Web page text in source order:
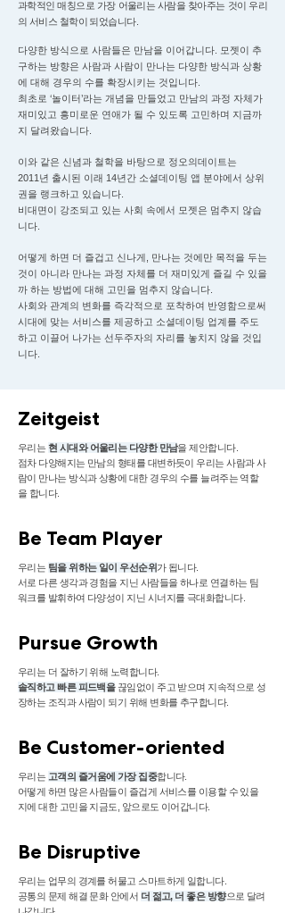
과학적인 매칭으로 가장 어울리는 사람을 찾아주는 것이 우리
의 서비스 철학이 되었습니다.
다양한 방식으로 사람들은 만남을 이어갑니다. 모젯이 추
구하는 방향은 사람과 사람이 만나는 다양한 방식과 상황
에 대해 경우의 수를 확장시키는 것입니다.
최초로 ‘놀이터’라는 개념을 만들었고 만남의 과정 자체가
재미있고 흥미로운 연애가 될 수 있도록 고민하며 지금까
지 달려왔습니다.
이와 같은 신념과 철학을 바탕으로 정오의데이트는
2011년 출시된 이래 14년간 소셜데이팅 앱 분야에서 상위
권을 랭크하고 있습니다.
비대면이 강조되고 있는 사회 속에서 모젯은 멈추지 않습
니다.
어떻게 하면 더 즐겁고 신나게, 만나는 것에만 목적을 두는
것이 아니라 만나는 과정 자체를 더 재미있게 즐길 수 있을
까 하는 방법에 대해 고민을 멈추지 않습니다.
사회와 관계의 변화를 즉각적으로 포착하여 반영함으로써
시대에 맞는 서비스를 제공하고 소셜데이팅 업계를 주도
하고 이끌어 나가는 선두주자의 자리를 놓치지 않을 것입
니다.
Zeitgeist
우리는 현 시대와 어울리는 다양한 만남을 제안합니다.
점차 다양해지는 만남의 형태를 대변하듯이 우리는 사람과 사
람이 만나는 방식과 상황에 대한 경우의 수를 늘려주는 역할
을 합니다.
Be Team Player
우리는 팀을 위하는 일이 우선순위가 됩니다.
서로 다른 생각과 경험을 지닌 사람들을 하나로 연결하는 팀
워크를 발휘하여 다양성이 지닌 시너지를 극대화합니다.
Pursue Growth
우리는 더 잘하기 위해 노력합니다.
솔직하고 빠른 피드백을끊임없이 주고 받으며 지속적으로 성
장하는 조직과 사람이 되기 위해 변화를 추구합니다.
Be Customer-oriented
우리는 고객의 즐거움에 가장 집중합니다.
어떻게 하면 많은 사람들이 즐겁게 서비스를 이용할 수 있을
지에 대한 고민을 지금도, 앞으로도 이어갑니다.
Be Disruptive
우리는 업무의 경계를 허물고 스마트하게 일합니다.
공통의 문제 해결 문화 안에서 더 젊고, 더 좋은 방향으로 달려